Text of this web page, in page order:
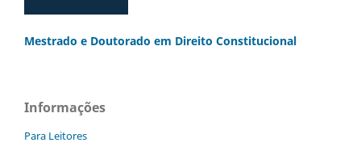
Mestrado e Doutorado em Direito Constitucional
Informações
Para Leitores